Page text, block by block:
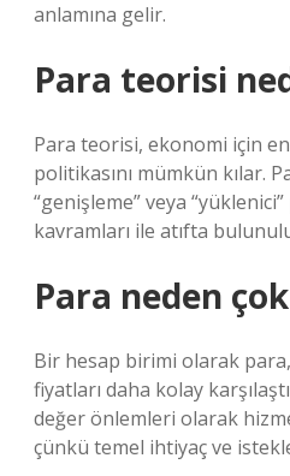
anlamına gelir.
Para teorisi
Para teorisi, ekonomi için
politikasını mümkün kılar.
“genişleme” veya
kavramları ile atıfta
Para neden
Bir hesap birimi olarak para,
fiyatları daha kolay
değer önlemleri olarak
çünkü temel ihtiyaç ve